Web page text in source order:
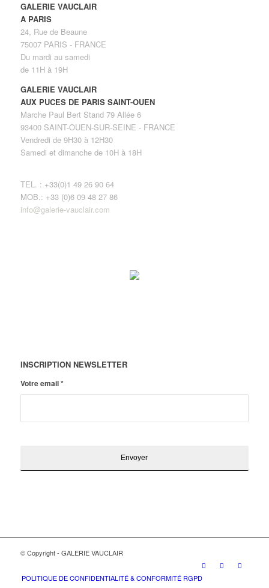
GALERIE VAUCLAIR
A PARIS
24, Rue de Beaune
75007 PARIS - FRANCE
Du mardi au samedi
de 11H à 19H
GALERIE VAUCLAIR
AUX PUCES DE PARIS SAINT-OUEN
Marche Paul Bert Stand 79 Allée 6
93400 SAINT-OUEN-SUR-SEINE - FRANCE
Vendredi de 9H30 à 12H30
Samedi et dimanche de 10H à 18H
TEL. : +33(0)1 49 26 90 64
MOB.: +33 (0)6 09 48 27 86
info@galerie-vauclair.com
INSCRIPTION NEWSLETTER
Votre email*
© Copyright - GALERIE VAUCLAIR
POLITIQUE DE CONFIDENTIALITÉ & CONFORMITÉ RGPD